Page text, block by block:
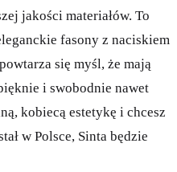
jakości materiałów. To
fasony z naciskiem
się myśl, że mają
i swobodnie nawet
kobiecą estetykę i chcesz
w Polsce, Sinta będzie